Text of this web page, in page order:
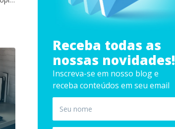
Receba todas as
nossas novidades!
Inscreva-se em nosso blog e
receba conteúdos em seu email